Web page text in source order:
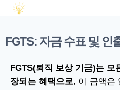
FGTS: 자금 수표 및 인
FGTS(퇴직 보상 기금)는
장되는 혜택으로, 이 금액은